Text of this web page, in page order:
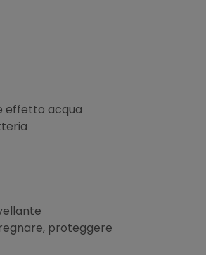
effetto acqua
proteggere